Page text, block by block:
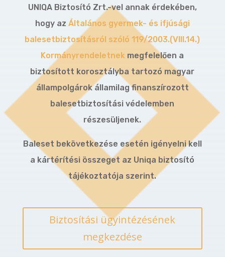
UNIQA Biztosító Zrt.-vel annak érdekében,
hogy az Általános gyermek- és ifjúsági
balesetbiztosításról szóló 119/2003.(VIII.14.)
Kormányrendeletnek megfelelően a
biztosított korosztályba tartozó magyar
állampolgárok államilag finanszírozott
balesetbiztosítási védelemben
részesüljenek.
Baleset bekövetkezése esetén igényelni kell
a kártérítési összeget az Uniqa biztosító
tájékoztatója szerint.
Biztosítási ügyintézésének
megkezdése